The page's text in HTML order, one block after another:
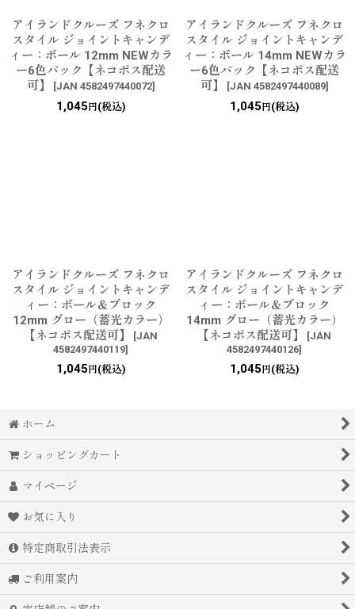
アイランドクルーズ フネクロ
スタイル ジョイントキャンデ
ィー：ボール 12mm NEWカラ
ー6色パック【ネコポス配送
可】
[JAN 4582497440072]
1,045 円(税込)
アイランドクルーズ フネクロ
スタイル ジョイントキャンデ
ィー：ボール 14mm NEWカラ
ー6色パック【ネコポス配送
可】
[JAN 4582497440089]
1,045 円(税込)
アイランドクルーズ フネクロ
スタイル ジョイントキャンデ
ィー：ボール＆ブロック
12mm グロー（蓄光カラー）
【ネコポス配送可】
[JAN
4582497440119]
1,045 円(税込)
アイランドクルーズ フネクロ
スタイル ジョイントキャンデ
ィー：ボール＆ブロック
14mm グロー（蓄光カラー）
【ネコポス配送可】
[JAN
4582497440126]
1,045 円(税込)
ホーム
ショッピングカート
マイページ
お気に入り
特定商取引法表示
ご利用案内